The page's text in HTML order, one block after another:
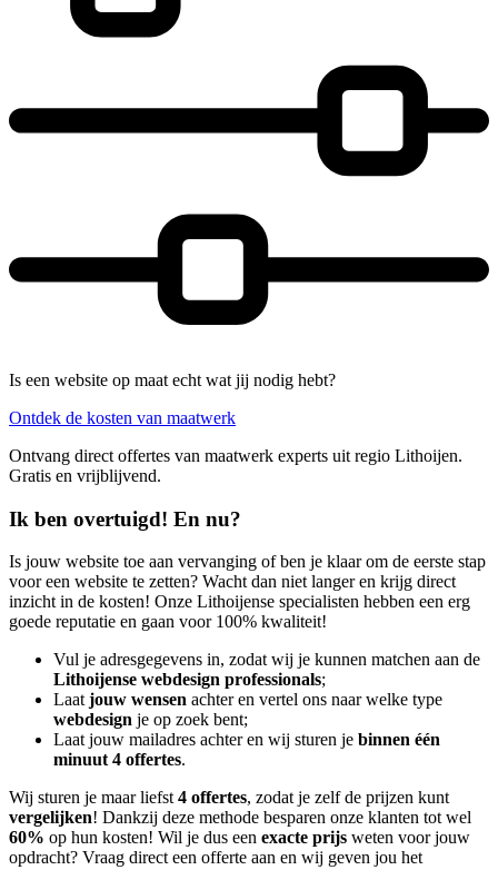
Is een website op maat echt wat jij nodig hebt?
Ontdek de kosten van maatwerk
Ontvang direct offertes van maatwerk experts uit regio Lithoijen.
Gratis en vrijblijvend.
Ik ben overtuigd! En nu?
Is jouw website toe aan vervanging of ben je klaar om de eerste stap
voor een website te zetten? Wacht dan niet langer en krijg direct
inzicht in de kosten! Onze Lithoijense specialisten hebben een erg
goede reputatie en gaan voor 100% kwaliteit!
Vul je adresgegevens in, zodat wij je kunnen matchen aan de
Lithoijense webdesign professionals;
Laat jouw wensen achter en vertel ons naar welke type
webdesign je op zoek bent;
Laat jouw mailadres achter en wij sturen je binnen één
minuut 4 offertes.
Wij sturen je maar liefst 4 offertes, zodat je zelf de prijzen kunt
vergelijken! Dankzij deze methode besparen onze klanten tot wel
60% op hun kosten! Wil je dus een exacte prijs weten voor jouw
opdracht? Vraag direct een offerte aan en wij geven jou het